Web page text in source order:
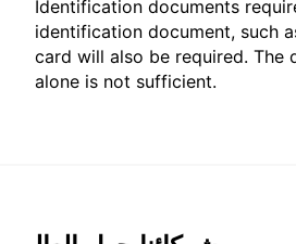
Identification documents
identification document, such
card will also be required. The
alone is not sufficient.